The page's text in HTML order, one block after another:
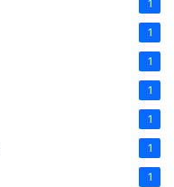
1
1
1
1
1
1
1